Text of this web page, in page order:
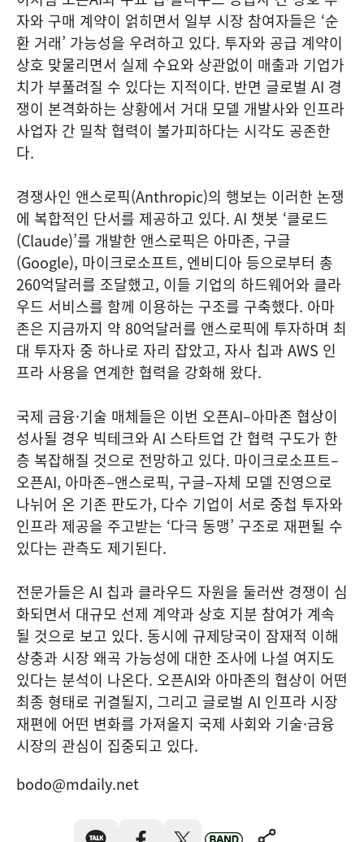
자와 구매 계약이 얽히면서 일부 시장 참여자들은 ‘순
환 거래’ 가능성을 우려하고 있다. 투자와 공급 계약이
상호 맞물리면서 실제 수요와 상관없이 매출과 기업가
치가 부풀려질 수 있다는 지적이다. 반면 글로벌 AI 경
쟁이 본격화하는 상황에서 거대 모델 개발사와 인프라
사업자 간 밀착 협력이 불가피하다는 시각도 공존한
다.
경쟁사인 앤스로픽(Anthropic)의 행보는 이러한 논쟁
에 복합적인 단서를 제공하고 있다. AI 챗봇 ‘클로드
(Claude)’를 개발한 앤스로픽은 아마존, 구글
(Google), 마이크로소프트, 엔비디아 등으로부터 총
260억달러를 조달했고, 이들 기업의 하드웨어와 클라
우드 서비스를 함께 이용하는 구조를 구축했다. 아마
존은 지금까지 약 80억달러를 앤스로픽에 투자하며 최
대 투자자 중 하나로 자리 잡았고, 자사 칩과 AWS 인
프라 사용을 연계한 협력을 강화해 왔다.
국제 금융·기술 매체들은 이번 오픈AI–아마존 협상이
성사될 경우 빅테크와 AI 스타트업 간 협력 구도가 한
층 복잡해질 것으로 전망하고 있다. 마이크로소프트–
오픈AI, 아마존–앤스로픽, 구글–자체 모델 진영으로
나뉘어 온 기존 판도가, 다수 기업이 서로 중첩 투자와
인프라 제공을 주고받는 ‘다극 동맹’ 구조로 재편될 수
있다는 관측도 제기된다.
전문가들은 AI 칩과 클라우드 자원을 둘러싼 경쟁이 심
화되면서 대규모 선제 계약과 상호 지분 참여가 계속
될 것으로 보고 있다. 동시에 규제당국이 잠재적 이해
상충과 시장 왜곡 가능성에 대한 조사에 나설 여지도
있다는 분석이 나온다. 오픈AI와 아마존의 협상이 어떤
최종 형태로 귀결될지, 그리고 글로벌 AI 인프라 시장
재편에 어떤 변화를 가져올지 국제 사회와 기술·금융
시장의 관심이 집중되고 있다.
bodo@mdaily.net